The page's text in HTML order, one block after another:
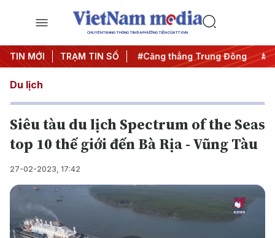
CHUYÊN TRANG THÔNG TIN ĐA PHƯƠNG TIỆN CỦA TTXVN
TIN MỚI TRẠM TIN SỐ
#Chống khai thác IUU #Căng thẳng Trung Đông
Du lịch
Siêu tàu du lịch Spectrum of the Seas
top 10 thế giới đến Bà Rịa - Vũng Tàu
27-02-2023, 17:42